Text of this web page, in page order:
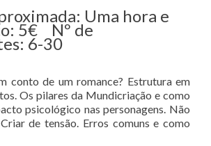
Uma hora e
5€ Nº de
6-30
conto de um romance? Estrutura em
Os pilares da Mundicriação e como
psicológico nas personagens. Não
de tensão. Erros comuns e como